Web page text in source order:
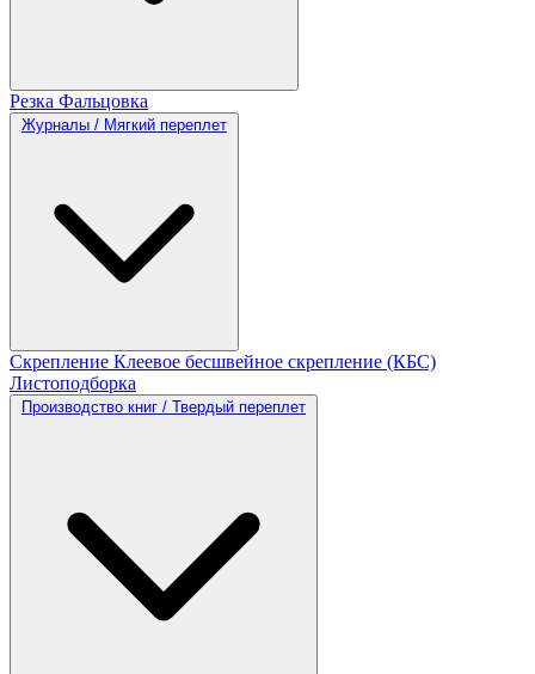
Резка Фальцовка
Журналы / Мягкий переплет
Скрепление Клеевое бесшвейное скрепление (КБС)
Листоподборка
Производство книг / Твердый переплет